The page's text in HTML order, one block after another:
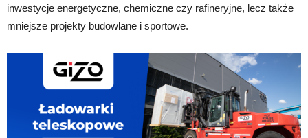
inwestycje energetyczne, chemiczne czy rafineryjne, lecz także
mniejsze projekty budowlane i sportowe.